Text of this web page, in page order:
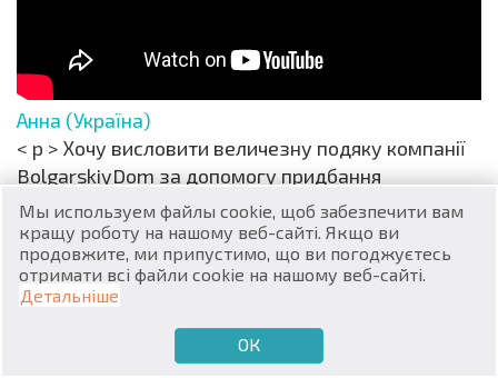
₽
₴
zł
PL
Анна (Україна)
< p > Хочу висловити величезну подяку компанії
BolgarskiyDom за допомогу придбання
Читати весь відгук03-12-2024
Всі відгуки
Мы используем файлы cookie, щоб забезпечити вам
кращу роботу на нашому веб-сайті. Якщо ви
продовжите, ми припустимо, що ви погоджуєтесь
отримати всі файли cookie на нашому веб-сайті.
Детальніше
ОК